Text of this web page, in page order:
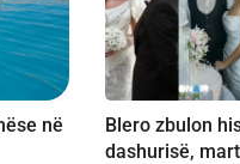
në
Blero zbulon
dashurisë,